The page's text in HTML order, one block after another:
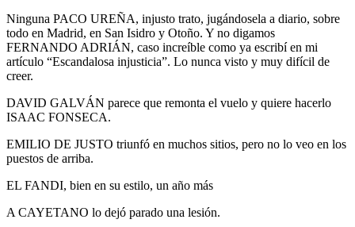
Ninguna PACO UREÑA, injusto trato, jugándosela a diario, sobre
todo en Madrid, en San Isidro y Otoño. Y no digamos
FERNANDO ADRIÁN, caso increíble como ya escribí en mi
artículo “Escandalosa injusticia”. Lo nunca visto y muy difícil de
creer.
DAVID GALVÁN parece que remonta el vuelo y quiere hacerlo
ISAAC FONSECA.
EMILIO DE JUSTO triunfó en muchos sitios, pero no lo veo en los
puestos de arriba.
EL FANDI, bien en su estilo, un año más
A CAYETANO lo dejó parado una lesión.